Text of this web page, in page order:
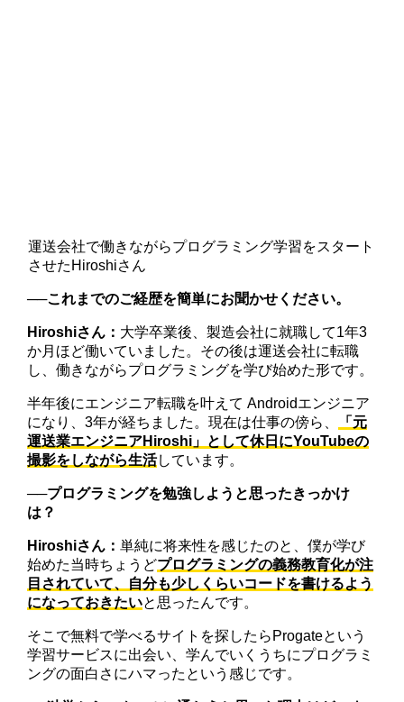
運送会社で働きながらプログラミング学習をスタート
させたHiroshiさん
──これまでのご経歴を簡単にお聞かせください。
Hiroshiさん： 大学卒業後、製造会社に就職して1年3
か月ほど働いていました。その後は運送会社に転職
し、働きながらプログラミングを学び始めた形です。
半年後にエンジニア転職を叶えて Androidエンジニア
になり、3年が経ちました。現在は仕事の傍ら、
「元
運送業エンジニアHiroshi」として休日にYouTubeの
撮影をしながら生活しています。
──プログラミングを勉強しようと思ったきっかけ
は？
Hiroshiさん：単純に将来性を感じたのと、僕が学び
始めた当時ちょうどプログラミングの義務教育化が注
目されていて、自分も少しくらいコードを書けるよう
になっておきたいと思ったんです。
そこで無料で学べるサイトを探したらProgateという
学習サービスに出会い、学んでいくうちにプログラミ
ングの面白さにハマったという感じです。